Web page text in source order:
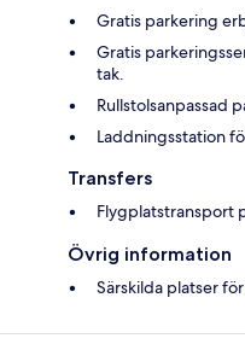
Gratis parkering
Gratis
tak.
Rullstolsanpassad
Laddningsstation
Transfers
Flygplatstransport
Övrig information
Särskilda platser